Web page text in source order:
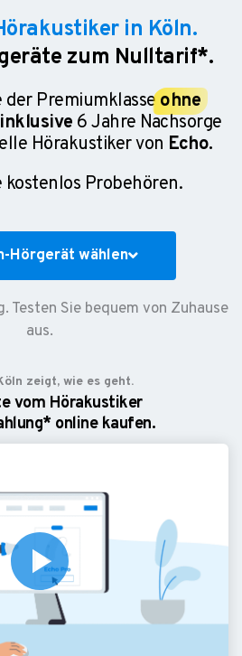
in Köln.
zum Nulltarif*.
der Premiumklasseohne
inklusive 6 Jahre Nachsorge
Hörakustiker von Echo.
kostenlos Probehören.
Hörgerät wählen
Testen Sie bequem von Zuhause
aus.
zeigt, wie es geht.
vom Hörakustiker
online kaufen.